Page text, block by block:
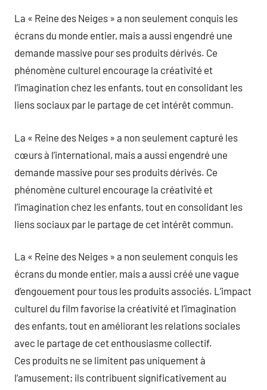
La « Reine des Neiges » a non seulement conquis les
écrans du monde entier, mais a aussi engendré une
demande massive pour ses produits dérivés. Ce
phénomène culturel encourage la créativité et
l’imagination chez les enfants, tout en consolidant les
liens sociaux par le partage de cet intérêt commun.
La « Reine des Neiges » a non seulement capturé les
cœurs à l’international, mais a aussi engendré une
demande massive pour ses produits dérivés. Ce
phénomène culturel encourage la créativité et
l’imagination chez les enfants, tout en consolidant les
liens sociaux par le partage de cet intérêt commun.
La « Reine des Neiges » a non seulement conquis les
écrans du monde entier, mais a aussi créé une vague
d’engouement pour tous les produits associés. L’impact
culturel du film favorise la créativité et l’imagination
des enfants, tout en améliorant les relations sociales
avec le partage de cet enthousiasme collectif.
Ces produits ne se limitent pas uniquement à
l’amusement; ils contribuent significativement au